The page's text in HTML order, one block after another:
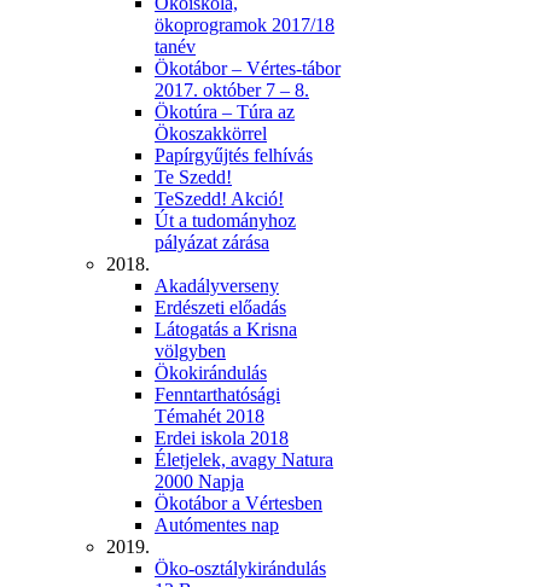
ökoprogramok 2017/18
tanév
Ökotábor – Vértes-tábor
2017. október 7 – 8.
Ökotúra – Túra az
Ökoszakkörrel
Papírgyűjtés felhívás
Te Szedd!
TeSzedd! Akció!
Út a tudományhoz
pályázat zárása
2018.
Akadályverseny
Erdészeti előadás
Látogatás a Krisna
völgyben
Ökokirándulás
Fenntarthatósági
Témahét 2018
Erdei iskola 2018
Életjelek, avagy Natura
2000 Napja
Ökotábor a Vértesben
Autómentes nap
2019.
Öko-osztálykirándulás